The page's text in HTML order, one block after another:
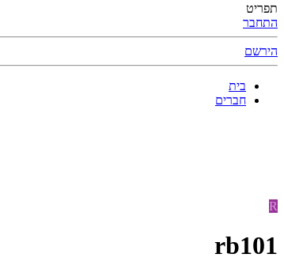
תפריט
התחבר
הירשם
בית
חברים
R
rb101